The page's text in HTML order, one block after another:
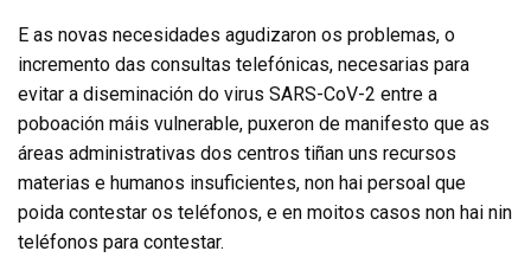
E as novas necesidades agudizaron os problemas, o
incremento das consultas telefónicas, necesarias para
evitar a diseminación do virus SARS-CoV-2 entre a
poboación máis vulnerable, puxeron de manifesto que as
áreas administrativas dos centros tiñan uns recursos
materias e humanos insuficientes, non hai persoal que
poida contestar os teléfonos, e en moitos casos non hai nin
teléfonos para contestar.